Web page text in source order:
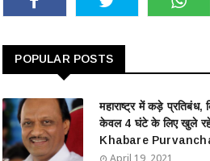
POPULAR POSTS
महाराष्ट्र में कड़े प्रतिबंध,
केवल 4 घंटे के लिए खुले
Khabare
April 19, 2021